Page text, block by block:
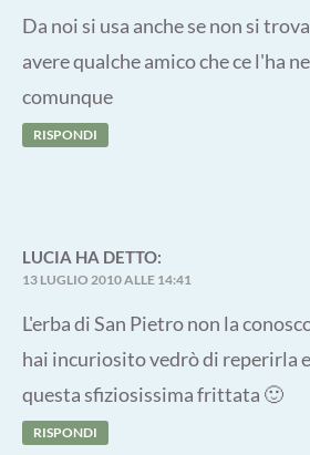
Da noi si usa anche se non si
avere qualche amico che ce l'ha
comunque
RISPONDI
LUCIA HA DETTO:
13 LUGLIO 2010 ALLE 14:41
L'erba di San Pietro non la
hai incuriosito vedrò di reperirla
questa sfiziosissima frittata 🙂
RISPONDI